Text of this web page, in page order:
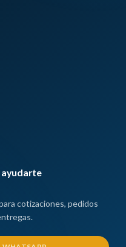
ayudarte
cotizaciones, pedidos